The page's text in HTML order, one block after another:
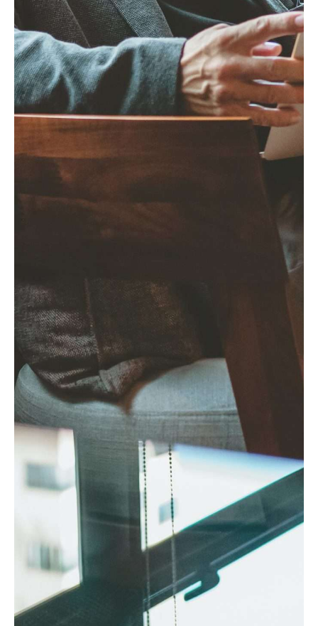
especulativas.
O papel dos
municípios: mais
poder ou mais
burocracia?
Apesar da expectativa de maior
flexibilidade, o processo de reclassificação
dos solos continua sujeito a várias etapas,
pelo proprietário ou pela
Câmara Municipal.
Análise técnica
autarquia.
Aprovação municipal, passando pela
Câmara e Assembleia Municipal.
Ou seja, não basta um terreno ter
“potencial” para construção – é necessário
comprovar a viabilidade do projeto dentro
das normas estabelecidas.
Combate à
especulação ou
efeito colateral?